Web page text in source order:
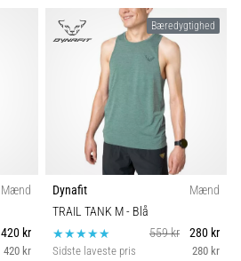
Mænd
420 kr
420 kr
Bæredygtighed
Dynafit
Mænd
TRAIL TANK M- Blå
559 kr
280 kr
Sidste laveste pris 280 kr